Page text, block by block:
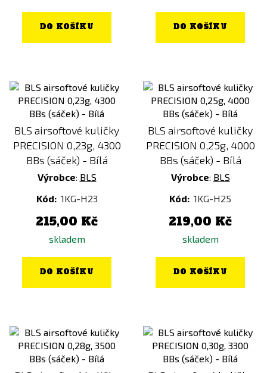
DO KOŠÍKU DO KOŠÍKU
BLS airsoftové kuličky
PRECISION 0,23g, 4300
BBs (sáček) - Bílá
Výrobce: BLS
Kód: 1KG-H23
215,00 Kč
skladem
DO KOŠÍKU
BLS airsoftové kuličky
PRECISION 0,25g, 4000
BBs (sáček) - Bílá
Výrobce: BLS
Kód: 1KG-H25
219,00 Kč
skladem
DO KOŠÍKU